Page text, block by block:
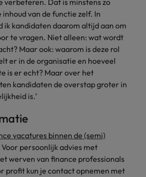
verbeteren. Dat is minstens zo
van de functie zelf. In
ik kandidaten daarom altijd aan om
te vragen. Niet alleen: wat wordt
Maar ook: waarom is deze rol
er in de organisatie en hoeveel
is er echt? Maar over het
kandidaten de overstap groter in
is.’
vacatures binnen de (semi)
Voor persoonlijk advies met
werven van finance professionals
profit kun je contact opnemen met